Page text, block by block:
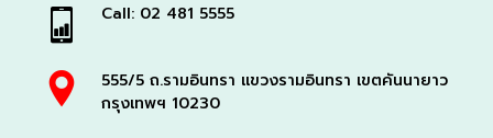
Call: 02 481 5555
555/5 ถ.รามอินทรา แขวงรามอินทรา เขตคันนายาว
กรุงเทพฯ 10230